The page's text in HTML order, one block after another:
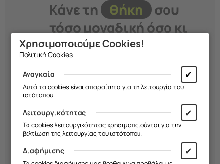
Κάνε τη θήκη
σου
τόσο μοναδική όσο κι
εσύ!
Διάλεξε σχέδιο, χρώμα και υλικό και
που
εκφράζει το στιλ σου. Εσύαποφασίζεις
Ξεκίνα Τώρα!
Χρησιμοποιούμε Cookies!
Πολιτική Cookies
Αναγκαία ✔
Αυτά τα cookies είναι απαραίτητα για τη λειτουργία του
ιστότοπου.
Λειτουργικότητας ✔
Τα cookies λειτουργικότητας χρησιμοποιούνται για την
βελτίωση της λειτουργίας του ιστότοπου.
Διαφήμισης ✔